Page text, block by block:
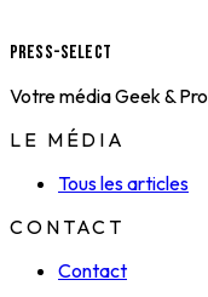
Press-Select
Votre média Geek & Pro
LE MÉDIA
Tous les articles
CONTACT
Contact